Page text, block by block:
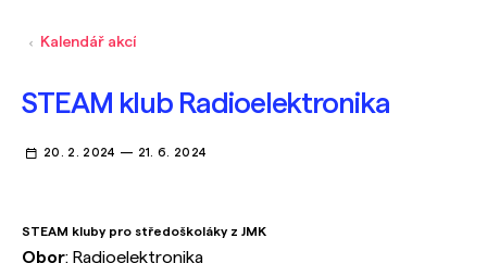
Kalendář akcí
STEAM klub Radioelektronika
20. 2. 2024 — 21. 6. 2024
STEAM kluby pro středoškoláky z JMK
Obor: Radioelektronika